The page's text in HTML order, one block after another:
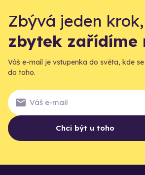
Zbývá jeden krok,
zbytek zařídíme
Váš e-mail je vstupenka do světa, kde
do toho.
Chci být u toho